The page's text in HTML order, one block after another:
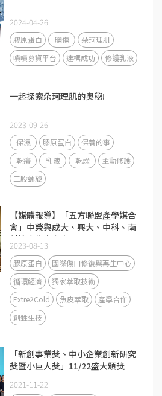
2024-04-26
膠原蛋白 曬傷
朵珂理肌
嘖嘖募資平台
達標成功 修護乳液
一起探索朵珂理肌的奧秘!
2023-09-26
保濕 膠原蛋白
保養的事
乾癢
乳液 乾燥
主動修護
三股螺旋
【媒體報導】「五方聯盟產學媒合
會」中榮與成大、興大、中科、南
科簽合作意向書
2023-08-13
膠原蛋白
國際傷口修復與再生中心
循環經濟
獨家萃取技術
Extre2Cold
魚皮萃取
產學合作
創甡生技
「新創事業獎、中小企業創新研究
獎暨小巨人獎」11/22盛大頒獎
2021-11-22